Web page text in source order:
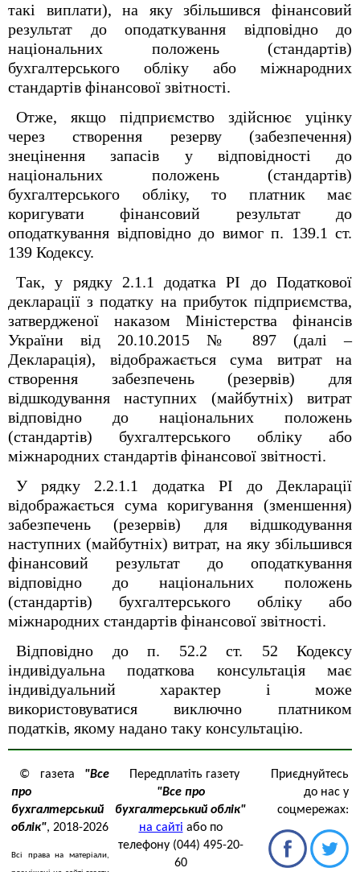
такі виплати), на яку збільшився фінансовий
результат до оподаткування відповідно до
національних положень (стандартів)
бухгалтерського обліку або міжнародних
стандартів фінансової звітності.
Отже, якщо підприємство здійснює уцінку
через створення резерву (забезпечення)
знецінення запасів у відповідності до
національних положень (стандартів)
бухгалтерського обліку, то платник має
коригувати фінансовий результат до
оподаткування відповідно до вимог п. 139.1 ст.
139 Кодексу.
Так, у рядку 2.1.1 додатка РІ до Податкової
декларації з податку на прибуток підприємства,
затвердженої наказом Міністерства фінансів
України від 20.10.2015 № 897 (далі –
Декларація), відображається сума витрат на
створення забезпечень (резервів) для
відшкодування наступних (майбутніх) витрат
відповідно до національних положень
(стандартів) бухгалтерського обліку або
міжнародних стандартів фінансової звітності.
У рядку 2.2.1.1 додатка РІ до Декларації
відображається сума коригування (зменшення)
забезпечень (резервів) для відшкодування
наступних (майбутніх) витрат, на яку збільшився
фінансовий результат до оподаткування
відповідно до національних положень
(стандартів) бухгалтерського обліку або
міжнародних стандартів фінансової звітності.
Відповідно до п. 52.2 ст. 52 Кодексу
індивідуальна податкова консультація має
індивідуальний характер і може
використовуватися виключно платником
податків, якому надано таку консультацію.
© газета "Все
про
бухгалтерський
облік", 2018-2026
Всі права на матеріали,
Передплатіть газету
"Все про
бухгалтерський облік"
на сайті або по
телефону (044) 495-20-
60
Приєднуйтесь
до нас у
соцмережах: